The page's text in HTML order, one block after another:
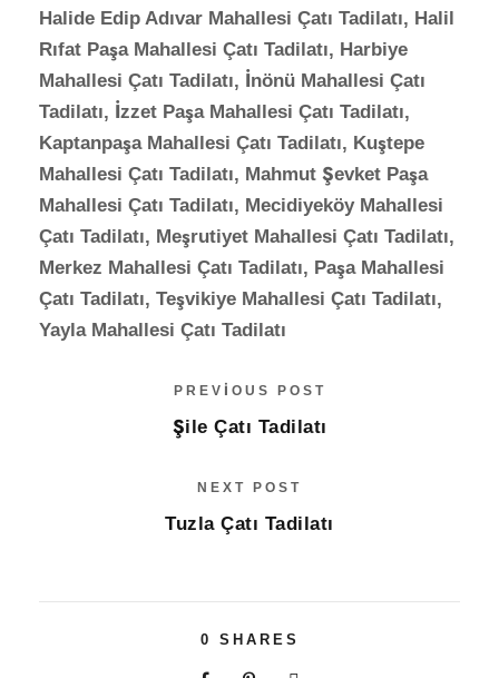
Halide Edip Adıvar Mahallesi Çatı Tadilatı, Halil
Rıfat Paşa Mahallesi Çatı Tadilatı, Harbiye
Mahallesi Çatı Tadilatı, İnönü Mahallesi Çatı
Tadilatı, İzzet Paşa Mahallesi Çatı Tadilatı,
Kaptanpaşa Mahallesi Çatı Tadilatı, Kuştepe
Mahallesi Çatı Tadilatı, Mahmut Şevket Paşa
Mahallesi Çatı Tadilatı, Mecidiyeköy Mahallesi
Çatı Tadilatı, Meşrutiyet Mahallesi Çatı Tadilatı,
Merkez Mahallesi Çatı Tadilatı, Paşa Mahallesi
Çatı Tadilatı, Teşvikiye Mahallesi Çatı Tadilatı,
Yayla Mahallesi Çatı Tadilatı
PREVIOUS POST
Şile Çatı Tadilatı
NEXT POST
Tuzla Çatı Tadilatı
0 SHARES